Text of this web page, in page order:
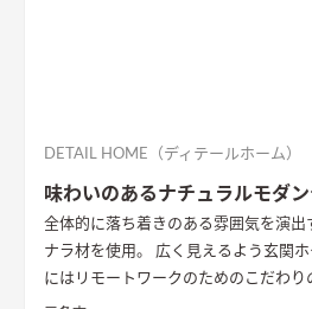
DETAIL HOME（ディテールホーム）
味わいのあるナチュラルモダ
全体的に落ち着きのある雰囲気を演出
ナラ材を使用。 広く見えるよう玄関ホールは階段×吹抜け。 2階
にはリモートワークのためのこだわり